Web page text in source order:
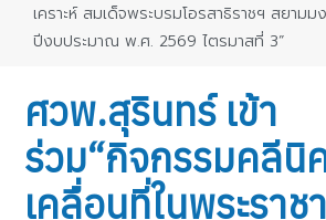
เคราะห์ สมเด็จพระบรมโอรสาธิราชฯ สยามม
ปีงบประมาณ พ.ศ. 2569 ไตรมาสที่ 3”
ศวพ.สุรินทร์ เข้า
ร่วม“กิจกรรมคลีนิ
เคลื่อนที่ในพระราช